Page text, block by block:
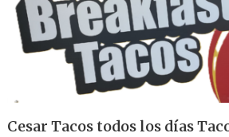
Cesar Tacos todos los días